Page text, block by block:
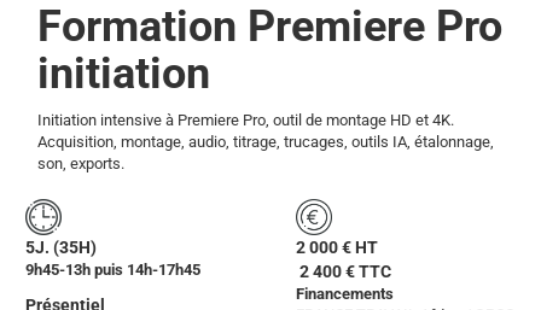
Formation Premiere Pro
initiation
Initiation intensive à Premiere Pro, outil de montage HD et 4K.
Acquisition, montage, audio, titrage, trucages, outils IA, étalonnage,
son, exports.
5J. (35H)
9h45-13h puis 14h-17h45
Présentiel
2 000 € HT
2 400 € TTC
Financements